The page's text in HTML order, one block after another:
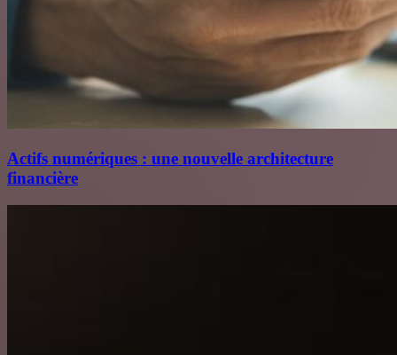
Actifs numériques : une nouvelle architecture
financière